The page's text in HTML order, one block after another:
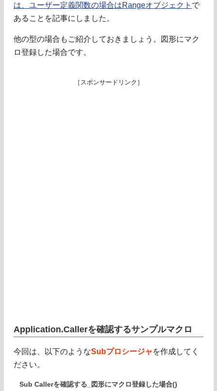
は、ユーザー定義関数の場合はRangeオブジェクト で
あることを記事にしました。
他の型の場合もご紹介しておきましょう。図形にマク
ロ登録した場合です。
［スポンサードリンク］
Application.Callerを確認するサンプルマクロ
今回は、以下のようなSubプロシージャ を作成してく
ださい。
Sub Callerを確認する_図形にマクロ登録した場合()